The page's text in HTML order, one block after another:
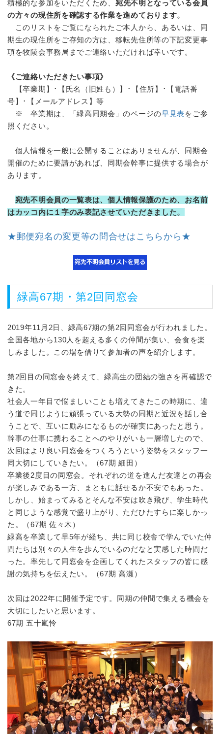
積極的な参加をいただくため、 宛先不明となっている会員
の方々の現住所を確認する作業を進めております。
このリストをご覧になられたご本人から、あるいは、同
期生の現住所をご存知の方は、移転先住所等の下記変更事
項を牧陵会事務局までご連絡いただければ幸いです。
《ご連絡いただきたい事項》
【卒業期】･【氏名（旧姓も）】･【住所】･【電話番
号】･【メールアドレス】等
※ 卒業期は、「緑高同期会」のページの早見表をご参
照ください。
個人情報を一般に公開することはありませんが、同期会
開催のために要請があれば、同期会幹事に提供する場合が
あります。
宛先不明会員の一覧表は、個人情報保護のため、お名前
はカッコ内に１字のみ表記させていただきました。
★郵便宛名の変更等の問合せはこちらから★
緑高67期・第2回同窓会
2019年11月2日、緑高67期の第2回同窓会が行われました。
全国各地から130人を超える多くの仲間が集い、会食を楽
しみました。この場を借りて参加者の声を紹介します。
第2回目の同窓会を終えて、緑高生の団結の強さを再確認で
きた。
社会人一年目で悩ましいことも増えてきたこの時期に、違
う道で同じように頑張っている大勢の同期と近況を話し合
うことで、互いに励みになるものが確実にあったと思う。
幹事の仕事に携わることへのやりがいも一層増したので、
次回はより良い同窓会をつくろうという姿勢をスタッフ一
同大切にしていきたい。（67期 細田）
卒業後2度目の同窓会。それぞれの道を進んだ友達との再会
が楽しみである一方、まともに話せるか不安でもあった。
しかし、始まってみるとそんな不安は吹き飛び、学生時代
と同じような感覚で盛り上がり、ただひたすらに楽しかっ
た。（67期 佐々木）
緑高を卒業して早5年が経ち、共に同じ校舎で学んでいた仲
間たちは別々の人生を歩んでいるのだなと実感した時間だ
った。率先して同窓会を企画してくれたスタッフの皆に感
謝の気持ちを伝えたい。（67期 高瀬）
次回は2022年に開催予定です。同期の仲間で集える機会を
大切にしたいと思います。
67期 五十嵐怜